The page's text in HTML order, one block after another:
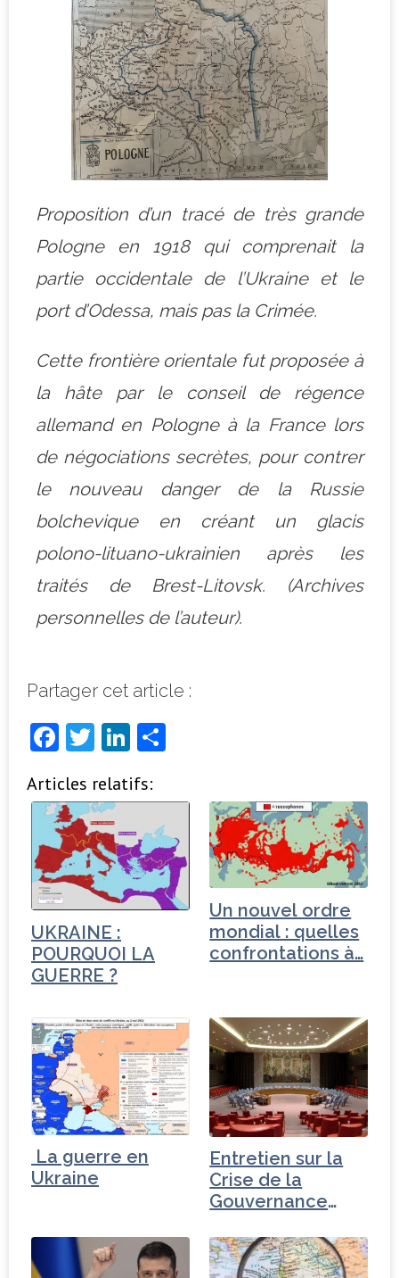
Proposition d’un tracé de très grande
Pologne en 1918 qui comprenait la
partie occidentale de l’Ukraine et le
port d’Odessa, mais pas la Crimée.
Cette frontière orientale fut proposée à
la hâte par le conseil de régence
allemand en Pologne à la France lors
de négociations secrètes, pour contrer
le nouveau danger de la Russie
bolchevique en créant un glacis
polono-lituano-ukrainien après les
traités de Brest-Litovsk. (Archives
personnelles de l’auteur).
Partager cet article :
F
c
e
b
o
o
k
T
it
t
e
r
Li
k
e
dI
n
ta
e
r
Articles relatifs:
UKRAINE :
POURQUOI LA
GUERRE ?
Un nouvel ordre
mondial : quelles
confrontations à…
La guerre en
Ukraine
Entretien sur la
Crise de la
Gouvernance